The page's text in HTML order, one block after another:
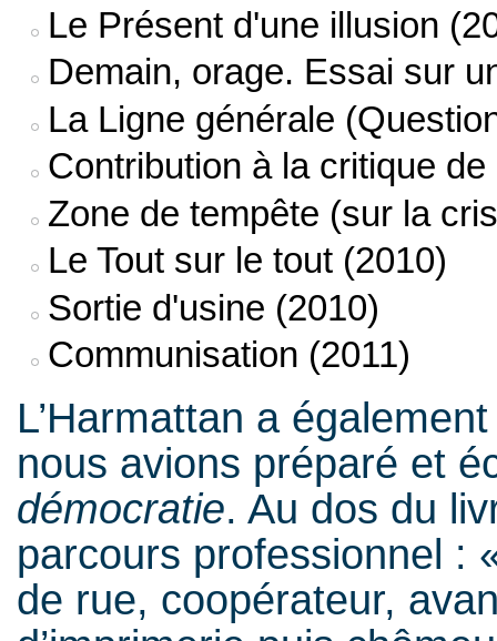
Le Présent d'une illusion
Demain, orage. Essai sur
La Ligne générale
Contribution à la critique
Zone de tempête (sur la
Le Tout sur le tout (2010)
Sortie d'usine (2010)
Communisation (2011)
L’Harmattan a
nous avions préparé et
démocratie. Au dos du
parcours professionnel :
de rue, coopérateur,